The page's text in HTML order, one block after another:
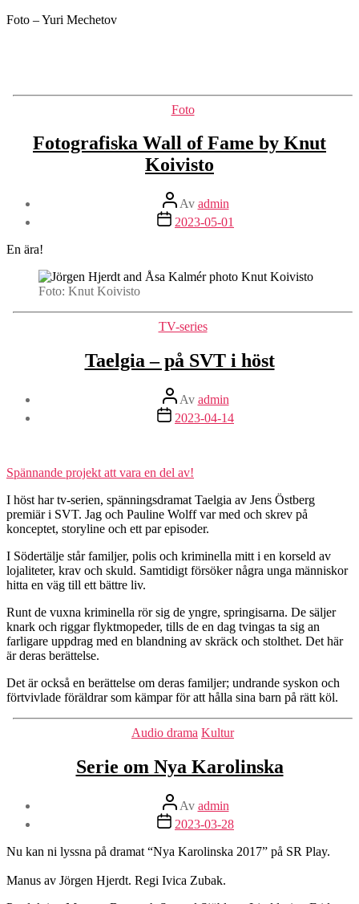
Foto – Yuri Mechetov
Kategorier
Foto
Fotografiska Wall of Fame by Knut
Koivisto
Inläggsförfattare
Av admin
Inläggsdatum
2023-05-01
En ära!
Foto: Knut Koivisto
Kategorier
TV-series
Taelgia – på SVT i höst
Inläggsförfattare
Av admin
Inläggsdatum
2023-04-14
Spännande projekt att vara en del av!
I höst har tv-serien, spänningsdramat Taelgia av Jens Östberg
premiär i SVT. Jag och Pauline Wolff var med och skrev på
konceptet, storyline och ett par episoder.
I Södertälje står familjer, polis och kriminella mitt i en korseld av
lojaliteter, krav och skuld. Samtidigt försöker några unga människor
hitta en väg till ett bättre liv.
Runt de vuxna kriminella rör sig de yngre, springisarna. De säljer
knark och riggar flyktmopeder, tills de en dag tvingas ta sig an
farligare uppdrag med en blandning av skräck och stolthet. Det här
är deras berättelse.
Det är också en berättelse om deras familjer; undrande syskon och
förtvivlade föräldrar som kämpar för att hålla sina barn på rätt köl.
Kategorier
Audio drama Kultur
Serie om Nya Karolinska
Inläggsförfattare
Av admin
Inläggsdatum
2023-03-28
Nu kan ni lyssna på dramat “Nya Karolinska 2017” på SR Play.
Manus av Jörgen Hjerdt. Regi Ivica Zubak.